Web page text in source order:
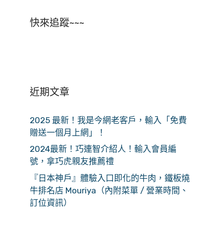
快來追蹤~~~
近期文章
2025 最新！我是今網老客戶，輸入「免費
贈送一個月上網」！
2024最新！巧連智介紹人！輸入會員編
號，拿巧虎親友推薦禮
『日本神戶』體驗入口即化的牛肉，鐵板燒
牛排名店 Mouriya（內附菜單 / 營業時間、
訂位資訊）